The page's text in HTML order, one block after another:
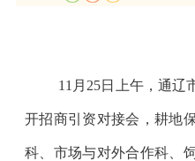
11 月 25日上午，通辽
开招商引资对接会，耕地
科、市场与对外合作科、